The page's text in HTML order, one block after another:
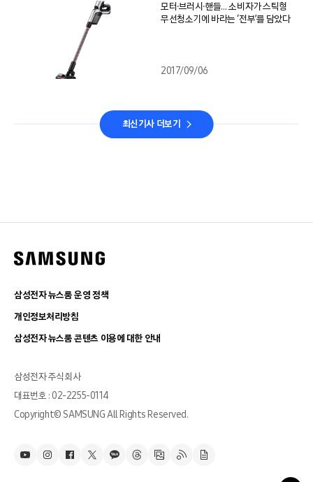
모터∙브러시∙핸들… 소비자가 스틱형
무선청소기에 바라는 ‘전부’를 담았다
2017/09/06
최신기사 더보기
삼성전자 뉴스룸 운영 정책
개인정보처리방침
삼성전자 뉴스룸 콘텐츠 이용에 대한 안내
삼성전자 주식회사
대표번호 : 02-2255-0114
Copyright© SAMSUNG All Rights Reserved.